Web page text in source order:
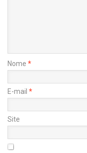
Nome *
E-mail *
Site